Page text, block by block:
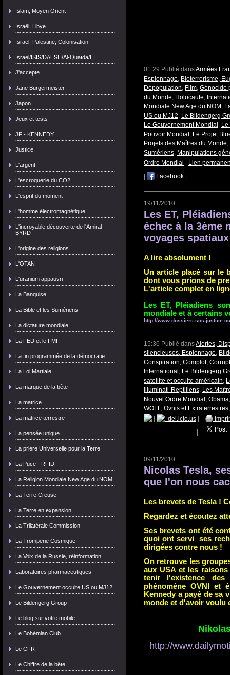
Islam, Moyen Orient
Israël, Libye
Israël, Palestine, Colonisation
Israël/ISIS/DAESH/Al-Quaïda/EI
J'accepte
Jane Burgermeister
Japon
Jeux et tests
JF - KENNEDY
Justice
L'argent
L'escroquerie du CO2
L'esprit du moment
L'homme électromagnétique
L'incroyable découverte de l'Amiral
BYRD
L'origine des religions
L'OTAN
L'uranium appauvri
La Banquise
La Bible et les Sumériens
La dictature mondiale
La FED et le FMI
La fin programmée de la démocratie
La Loi Martiale
La marque de la bête
La matrice
La matrice terrestre
La pensée unique
La prière Universelle pour la Terre
La Puce - RFID
La Religion Mondiale New Age du NOM
La Terre Creuse
La Terre en expansion
La Trilatérale Commission
La Tromperie Cosmique
La Voix de la Russie, réinformation
Laboratoires pharmaceutiques
Le Gouvernement occulte US ou MJ12
Le Bildengerg Group
Le blog sur votre mobile
Le Bohémian Club
Le CFR
Le Chiffre de la bête
01:29 Publié dansArmées
Espionnage Bioterrorisme,
Dépopulation Film Génocide
du Monde Holocaute
Mondiale New Age du NOM
US ou MJ12 Le Bildengerg
Le Gouvernement Mondial Le
Pouvoir Mondial Le Projet
Projets des Maîtres du Monde
Sumériens Manipulations
Ordre Mondial | Lien
|
Facebook |
19/11/2010
Les ET,
échec à la 3ème
voyages
A lire absolument !
Un article placé sur le
dont vous prions de
L'article complet en
Les ET, Pléiadiens
mondiale et à certains
http://www.dossiers-sos-
15:36 Publié dansAlertes,
silencieuses, Espionnage
Conspiration, Complot,
International Le Bildengerg
satellite et occulte américain
Illuminati-Reptiliens Les
Nouvel Ordre Mondial
WOLF, Ovnis et Extraterrestres
|
del.icio.us | |
|
09/11/2010
Nicolas Tesla,
que l'on nous
Les brevets de Tesla !
Regardez et écoutez
Ses brevets ont été
quoi ont servi ses
dirigées contre nous !
On retrouve les
aux USA et les
tenir l'existence
phénomène OVNI et
Kennedy a payé de sa
monde et d'avoir voulu
http://